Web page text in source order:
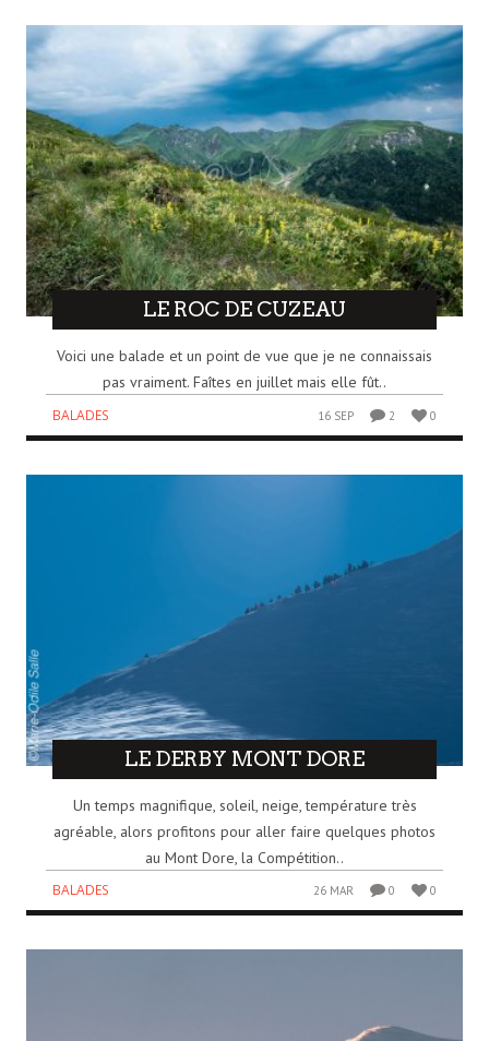
LE ROC DE CUZEAU
Voici une balade et un point de vue que je ne connaissais
pas vraiment. Faîtes en juillet mais elle fût..
BALADES 16 SEP 2 0
LE DERBY MONT DORE
Un temps magnifique, soleil, neige, température très
agréable, alors profitons pour aller faire quelques photos
au Mont Dore, la Compétition..
BALADES 26 MAR 0 0